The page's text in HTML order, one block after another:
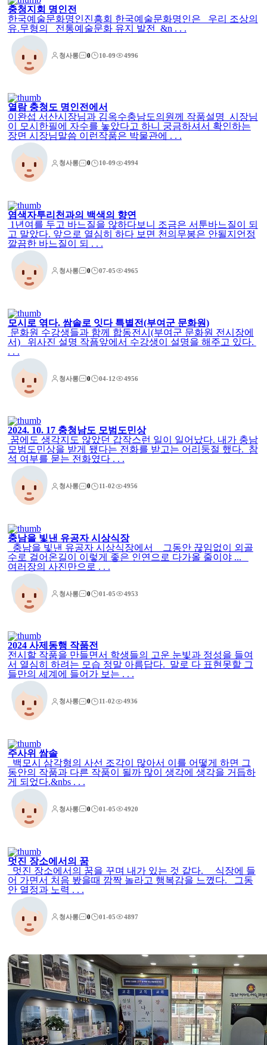
충청지회 명인전
한국예술문화명인진흥회 한국예술문화명인은 우리 조상의
유.무형의 전통예술문화 유지 발전 &n . . .
청사롱 0 10-09 4996
열람충청도 명인전에서
이완섭 서산시장님과 김옥수충남도의원께 작품설명 시장님
이 모시한필에 자수를 놓았다고 하니 궁금하셔서 확인하는
장면 시장님말씀 이런작품은 박물관에 . . .
청사롱 0 10-09 4994
염색자투리천과의 백색의 향연
1년여를 두고 바느질을 않하다보니 조금은 서툰바느질이 되
고 말았다. 앞으로 열심히 하다 보면 천의무봉은 안될지언정
깔끔한 바느질이 되 . . .
청사롱 0 07-05 4965
모시로 엮다. 쌈솔로 잇다 특별전(부여군 문화원)
문화원 수강생들과 함께 합동전시(부여군 문화원 전시장에
서) 위사진 설명 작픔앞에서 수강생이 설명을 해주고 있다.
. . .
청사롱 0 04-12 4956
2024. 10. 17 충청남도 모범도민상
꿈에도 생각지도 않았던 갑작스런 일이 일어났다. 내가 충남
모범도민상을 받게 됐다는 전화를 받고는 어리둥절 했다. 참
석 여부를 묻는 전화였다 . . .
청사롱 0 11-02 4956
충남을 빛낸 유공자 시상식장
충남을 빛낸 유공자 시상식장에서 그동안 끊임없이 외골
수로 걸어온길이 이렇게 좋은 인연으로 다가올 줄이야 ...
여러장의 사진만으로 . . .
청사롱 0 01-05 4953
2024 사제동행 작품전
전시할 작품을 만들면서 학생들의 고운 눈빛과 정성을 들여
서 열심히 하려는 모습 정말 아름답다. 말로 다 표현못할 그
들만의 세계에 들어가 보는 . . .
청사롱 0 11-02 4936
주사위 쌈솔
백모시 삼각형의 사선 조각이 많아서 이를 어떻게 하면 그
동안의 작품과 다른 작품이 될까 많이 생각에 생각을 거듭하
게 되었다.&nbs . . .
청사롱 0 01-05 4920
멋진 장소에서의 꿈
멋진 장소에서의 꿈을 꾸며 내가 있는 것 같다. 식장에 들
어 가면서 처음 봤을때 깜짝 놀라고 행복감을 느꼈다. 그동
안 열정과 노력 . . .
청사롱 0 01-05 4897